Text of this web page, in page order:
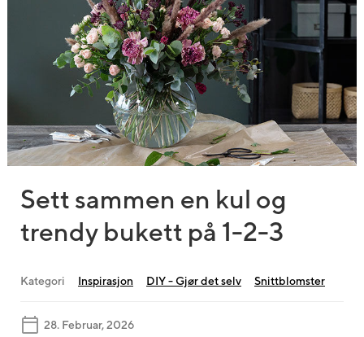
Sett sammen en kul og
trendy bukett på 1-2-3
28. Februar, 2026
Kategori Inspirasjon DIY - Gjør det selv Snittblomster